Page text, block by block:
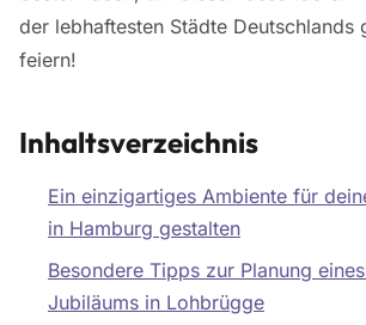
der lebhaftesten Städte Deutschlands
feiern!
Inhaltsverzeichnis
Ein einzigartiges Ambiente für
in Hamburg gestalten
Besondere Tipps zur Planung
Jubiläums in Lohbrügge